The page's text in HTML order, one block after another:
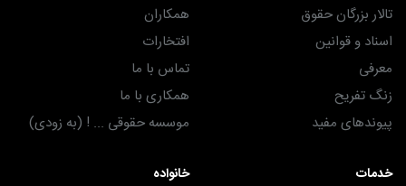
تالار بزرگان حقوق
اسناد و قوانین
معرفی
زنگ تفریح
پیوندهای مفید
همکاران
افتخارات
تماس با ما
همکاری با ما
موسسه حقوقی ... ! (به زودی)
خدمات خانواده